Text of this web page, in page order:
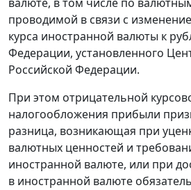
валюте, в том числе по
проводимой в связи с
курса иностранной валюты к
Федерации, установленного
Российской Федерации.
При этом отрицательной
налогообложения прибыли
разница, возникающая при
валютных ценностей и
иностранной валюте, или при
в иностранной валюте